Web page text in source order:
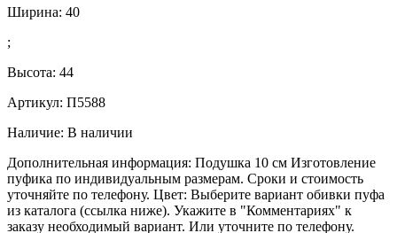
Ширина: 40
;
Высота: 44
Артикул: П5588
Наличие: В наличии
Дополнительная информация: Подушка 10 см Изготовление
пуфика по индивидуальным размерам. Сроки и стоимость
уточняйте по телефону. Цвет: Выберите вариант обивки пуфа
из каталога (ссылка ниже). Укажите в "Комментариях" к
заказу необходимый вариант. Или уточните по телефону.